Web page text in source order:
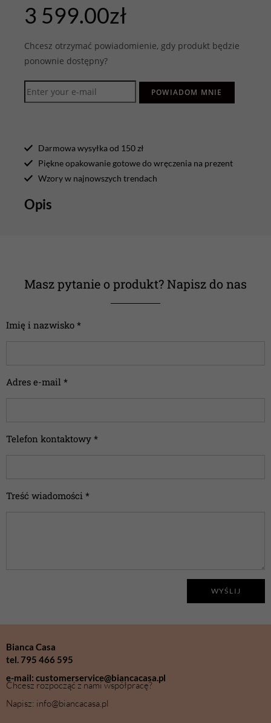
3 599.00zł
Chcesz otrzymać powiadomienie, gdy produkt będzie
ponownie dostępny?
POWIADOM MNIE
Darmowa wysyłka od 150 zł
Piękne opakowanie gotowe do wręczenia na prezent
Wzory w najnowszych trendach
Opis
Masz pytanie o produkt? Napisz do nas
Imię i nazwisko *
Adres e-mail *
Telefon kontaktowy *
Treść wiadomości *
WYŚLIJ
Bianca Casa
tel. 795 466 595
e-mail: customerservice@biancacasa.pl
Chcesz rozpocząć z nami współpracę?
Napisz: info@biancacasa.pl